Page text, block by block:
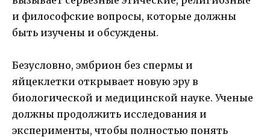
и философские вопросы, которые должны
быть изучены и обсуждены.
Безусловно, эмбрион без спермы и
яйцеклетки открывает новую эру в
биологической и медицинской науке. Ученые
должны продолжить исследования и
эксперименты, чтобы полностью понять